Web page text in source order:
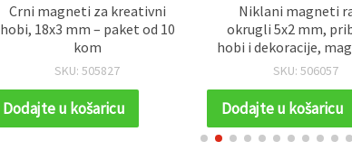
Crni magneti za kreativni
hobi, 18x3 mm – paket od 10
kom
SKU: 505827
Dodajte u košaricu
Niklani magneti
okrugli 5x2 mm,
hobi i dekoracije,
hladnjak – 10 kom
SKU: 506057
Dodajte u košaricu